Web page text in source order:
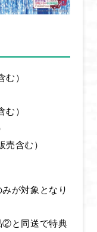
）
）
含む）
が対象となり
②と同送で特典